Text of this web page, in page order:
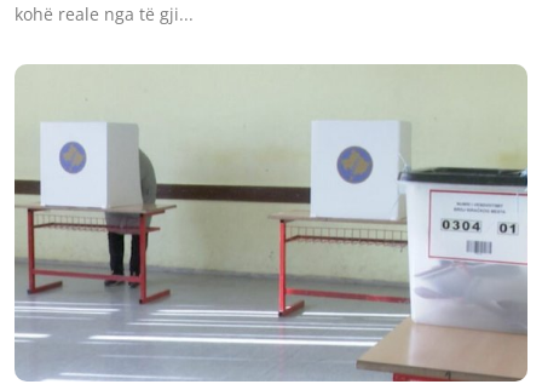
kohë reale nga të gji...